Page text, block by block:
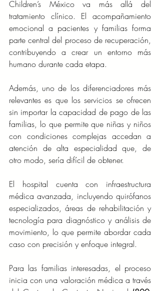
Children’s México va más allá del
tratamiento clínico. El acompañamiento
emocional a pacientes y familias forma
parte central del proceso de recuperación,
contribuyendo a crear un entorno más
humano durante cada etapa.
Además, uno de los diferenciadores más
relevantes es que los servicios se ofrecen
sin importar la capacidad de pago de las
familias, lo que permite que niñas y niños
con condiciones complejas accedan a
atención de alta especialidad que, de
otro modo, sería difícil de obtener.
El hospital cuenta con infraestructura
médica avanzada, incluyendo quirófanos
especializados, áreas de rehabilitación y
tecnología para diagnóstico y análisis de
movimiento, lo que permite abordar cada
caso con precisión y enfoque integral.
Para las familias interesadas, el proceso
inicia con una valoración médica a través